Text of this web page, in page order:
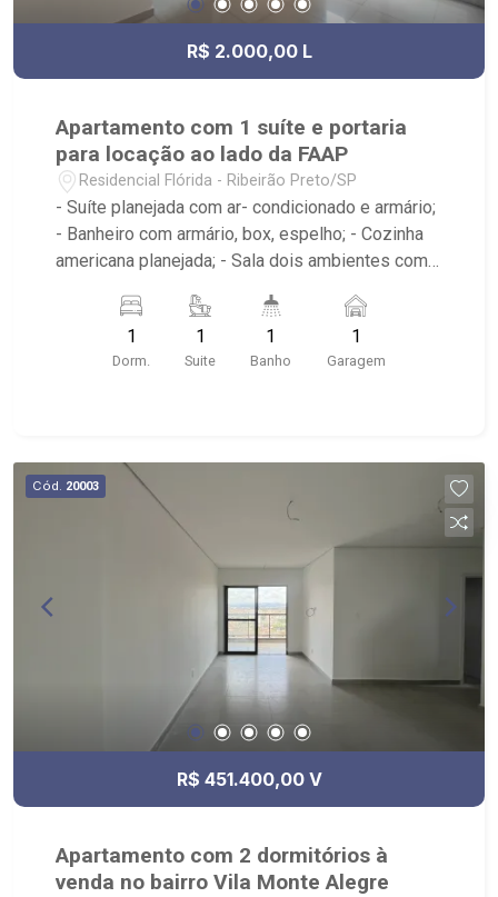
R$ 2.000,00 L
Apartamento com 1 suíte e portaria
para locação ao lado da FAAP
Residencial Flórida - Ribeirão Preto/SP
- Suíte planejada com ar- condicionado e armário;
- Banheiro com armário, box, espelho; - Cozinha
americana planejada; - Sala dois ambientes com
planejada; - Condomínio: portaria 24hrs, piscina,
academia, sauna, quadra squash, área de
churrasco, lavanderia; - Próximo a SBS Motors,
1
Dorm.
1
Suite
1
Banho
1
Garagem
Cód. 20003
R$ 451.400,00 V
Apartamento com 2 dormitórios à
venda no bairro Vila Monte Alegre